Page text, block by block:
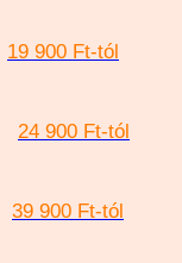
19 900 Ft-tól
24 900 Ft-tól
39 900 Ft-tól